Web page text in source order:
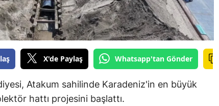
Burdur
Bursa
Çanakkale
Çankırı
Çorum
X'de Paylaş Whatsapp'tan Gönder
Atakum sahilinde Karadeniz'in en büyük
hattı projesini başlattı.